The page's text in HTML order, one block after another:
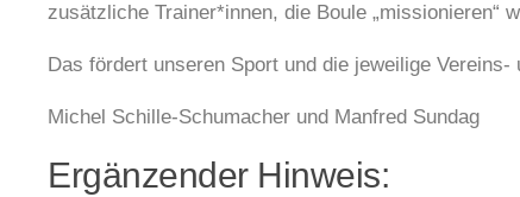
zusätzliche Trainer*innen, die Boule „missionieren“
Das fördert unseren Sport und die jeweilige Vereins-
Michel Schille-Schumacher und Manfred Sundag
Ergänzender Hinweis: